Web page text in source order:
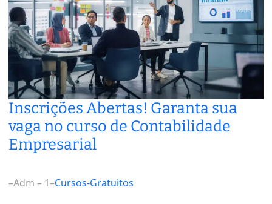
Inscrições Abertas! Garanta sua
vaga no curso de Contabilidade
Empresarial
–Adm – 1–Cursos-Gratuitos